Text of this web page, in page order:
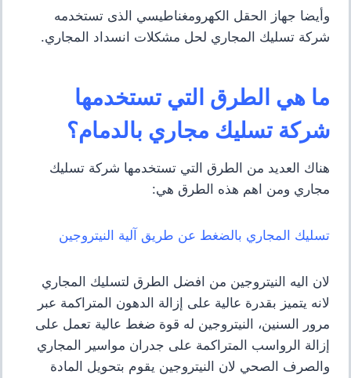
وأيضا جهاز الحقل الكهرومغناطيسي الذى تستخدمه
شركة تسليك المجاري لحل مشكلات انسداد المجاري.
ما هي الطرق التي تستخدمها
شركة تسليك مجاري بالدمام؟
هناك العديد من الطرق التي تستخدمها شركة تسليك
مجاري ومن اهم هذه الطرق هي:
تسليك المجاري بالضغط عن طريق آلية النيتروجين
لان اليه النيتروجين من افضل الطرق لتسليك المجاري
لانه يتميز بقدرة عالية على إزالة الدهون المتراكمة عبر
مرور السنين، النيتروجين له قوة ضغط عالية تعمل على
إزالة الرواسب المتراكمة على جدران مواسير المجاري
والصرف الصحي لان النيتروجين يقوم بتحويل المادة